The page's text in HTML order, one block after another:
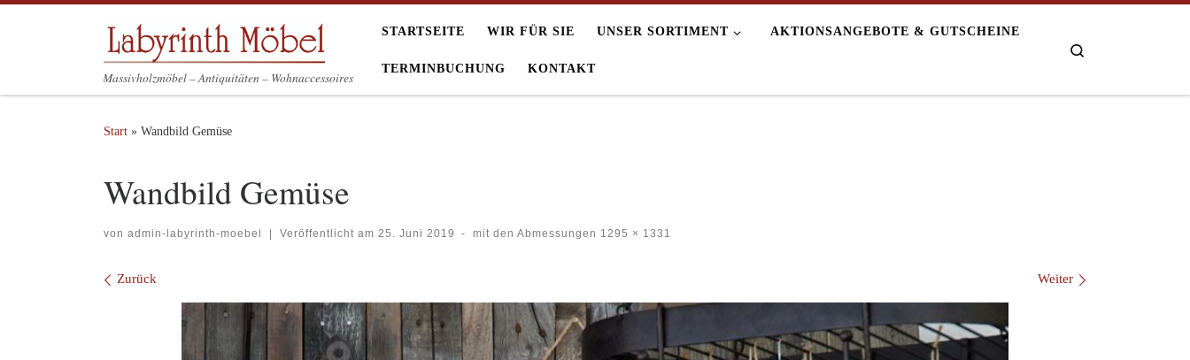
Zum Inhalt springen
Massivholzmöbel – Antiquitäten – Wohnaccessoires
STARTSEITE WIR FÜR SIE UNSER SORTIMENT AKTIONSANGEBOTE & GUTSCHEINE
TERMINBUCHUNG KONTAKT
Start » Wandbild Gemüse
Wandbild Gemüse
von admin-labyrinth-moebel Veröffentlicht am 25. Juni 2019 - mit den Abmessungen 1295 × 1331
Bilder Navigation
Zurück Weiter